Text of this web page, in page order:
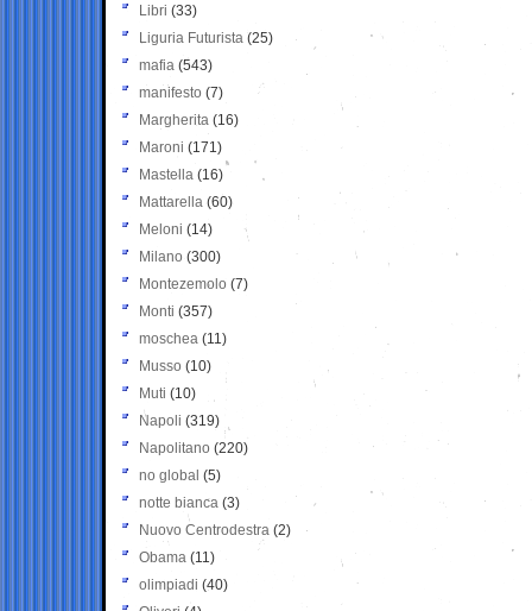
Libri (33)
Liguria Futurista (25)
mafia (543)
manifesto (7)
Margherita (16)
Maroni (171)
Mastella (16)
Mattarella (60)
Meloni (14)
Milano (300)
Montezemolo (7)
Monti (357)
moschea (11)
Musso (10)
Muti (10)
Napoli (319)
Napolitano (220)
no global (5)
notte bianca (3)
Nuovo Centrodestra (2)
Obama (11)
olimpiadi (40)